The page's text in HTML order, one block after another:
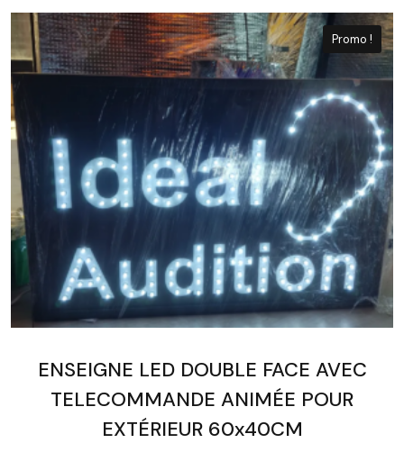
Promo !
ENSEIGNE LED DOUBLE FACE AVEC
TELECOMMANDE ANIMÉE POUR
EXTÉRIEUR 60x40CM